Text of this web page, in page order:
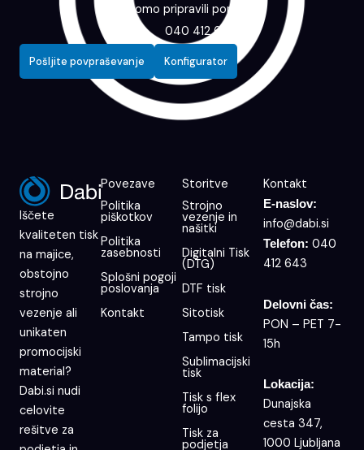
vam bomo pripravili ponudbo.
040 412 643
Pošljite povpraševanje Konfigurator
Iščete
kvaliteten tisk
na majice,
obstojno
strojno
vezenje ali
unikaten
promocijski
material?
Dabi.si nudi
celovite
rešitve za
Povezave
Politika
piškotkov
Politika
zasebnosti
Splošni pogoji
poslovanja
Kontakt
Storitve
Strojno
vezenje in
našitki
Digitalni Tisk
(DTG)
DTF tisk
Sitotisk
Tampo tisk
Sublimacijski
tisk
Tisk s flex
folijo
Tisk za
podjetja
Kontakt
E-naslov:
info@dabi.si
Telefon: 040
412 643
Delovni čas:
PON – PET 7-
15h
Lokacija:
Dunajska
cesta 347,
1000 Ljubljana